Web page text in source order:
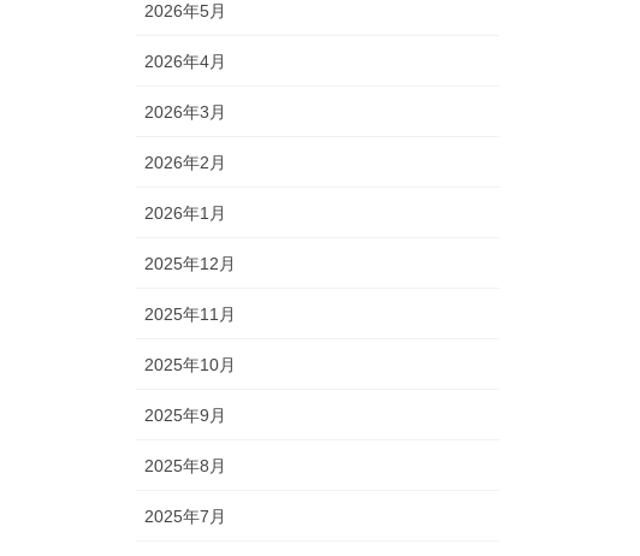
2026年5月
2026年4月
2026年3月
2026年2月
2026年1月
2025年12月
2025年11月
2025年10月
2025年9月
2025年8月
2025年7月